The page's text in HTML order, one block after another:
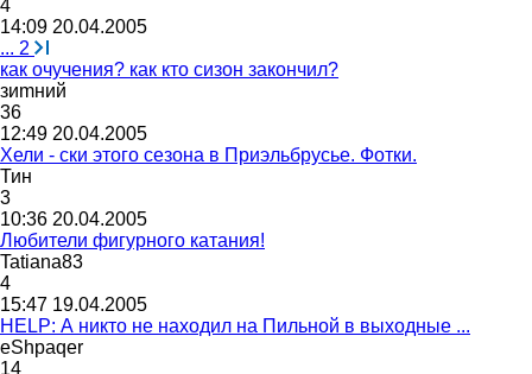
4
14:09 20.04.2005
... 2
как очучения? как кто сизон закончил?
зиmний
36
12:49 20.04.2005
Хели - ски этого сезона в Приэльбрусье. Фотки.
Тин
3
10:36 20.04.2005
Любители фигурного катания!
Tatiana83
4
15:47 19.04.2005
HELP: А никто не находил на Пильной в выходные ...
eShpaqer
14